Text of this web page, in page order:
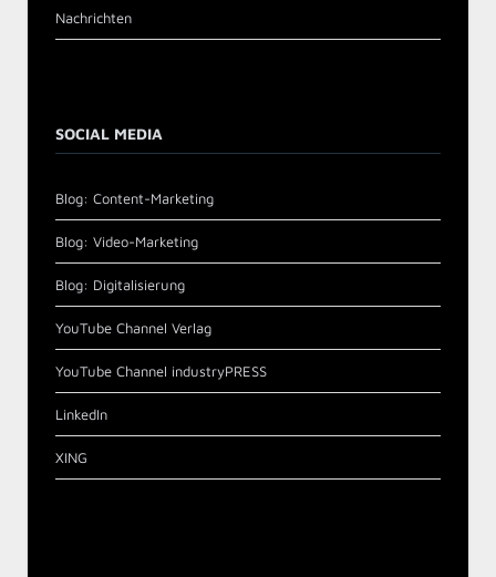
Nachrichten
SOCIAL MEDIA
Blog: Content-Marketing
Blog: Video-Marketing
Blog: Digitalisierung
YouTube Channel Verlag
YouTube Channel industryPRESS
LinkedIn
XING